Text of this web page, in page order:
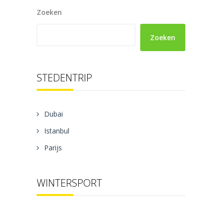
Zoeken
Zoeken
STEDENTRIP
Dubai
Istanbul
Parijs
WINTERSPORT